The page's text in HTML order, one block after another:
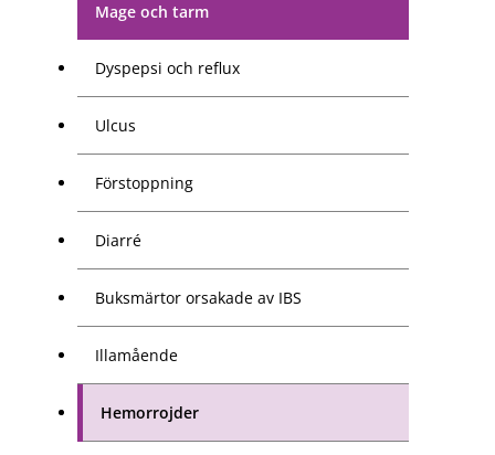
Mage och tarm
Dyspepsi och reflux
Ulcus
Förstoppning
Diarré
Buksmärtor orsakade av IBS
Illamående
Hemorrojder